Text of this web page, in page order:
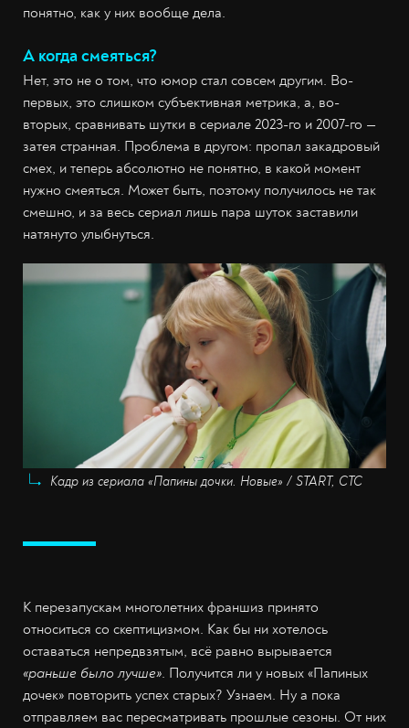
понятно, как у них вообще дела.
А когда смеяться?
Нет, это не о том, что юмор стал совсем другим. Во-
первых, это слишком субъективная метрика, а, во-
вторых, сравнивать шутки в сериале 2023-го и 2007-го —
затея странная. Проблема в другом: пропал закадровый
смех, и теперь абсолютно не понятно, в какой момент
нужно смеяться. Может быть, поэтому получилось не так
смешно, и за весь сериал лишь пара шуток заставили
натянуто улыбнуться.
Кадр из сериала «Папины дочки. Новые» / START, СТС
К перезапускам многолетних франшиз принято
относиться со скептицизмом. Как бы ни хотелось
оставаться непредвзятым, всё равно вырывается
«раньше было лучше». Получится ли у новых «Папиных
дочек» повторить успех старых? Узнаем. Ну а пока
отправляем вас пересматривать прошлые сезоны. От них